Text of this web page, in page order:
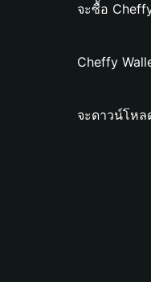
จะซื้อ
Cheffy
จะดาวน์โหล